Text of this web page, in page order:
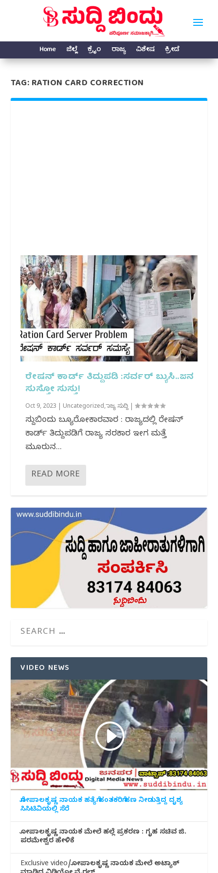
Home ಜಿಲ್ಲೆ ಕ್ರೈಂ ರಾಜ್ಯ ವಿಶೇಷ ಕ್ರೀಡೆ
TAG:RATION CARD CORRECTION
ರೇಷನ್ ಕಾರ್ಡ್ ತಿದ್ದುಪಡಿ :ಸರ್ವರ್ ಬ್ಯುಸಿ..ಜನ
ಸುಸ್ತೋ ಸುಸ್ತು!
Oct 9, 2023 Uncategorized,ರಾಜ್ಯ ಸುದ್ದಿ |
ಸುದ್ದಿಬಿಂದು ಬ್ಯೂರೋಕಾರವಾರ : ರಾಜ್ಯದಲ್ಲಿ ರೇಷನ್
ಕಾರ್ಡ್ ತಿದ್ದುಪಡಿಗೆ ರಾಜ್ಯ ಸರಕಾರ ಇದೀಗ ಮತ್ತೆ
ಮೂರುದಿನ...
READ MORE
VIDEO NEWS
ಗೋಪಾಲಕೃಷ್ಣ ನಾಯಕ ಹತ್ಯೆಗೆ ಹಂತಕರಿಗೆ ಹಣ ನೀಡುತ್ತಿದ್ದ ದೃಶ್ಯ
ಸಿಸಿಟಿವಿಯಲ್ಲಿ ಸೆರೆ
ಗೋಪಾಲಕೃಷ್ಣ ನಾಯಕ ಮೇಲೆ ಹಲ್ಲೆ ಪ್ರಕರಣ : ಗೃಹ ಸಚಿವ ಜಿ.
ಪರಮೇಶ್ವರ ಹೇಳಿಕೆ
Exclusive video/ಗೋಪಾಲಕೃಷ್ಣ ನಾಯಕ ಮೇಲೆ ಅಟ್ಯಾಕ್